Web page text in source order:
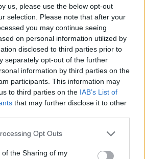
us, please use the below opt-out
selection. Please note that after your
you may continue seeing
on personal information utilized by
disclosed to third parties prior to
separately opt-out of the further
information by third parties on the
participants. This information may
to third parties on the IAB’s List of
that may further disclose it to other
app uses one or more Google
or usage behaviour. You may click to
Opt Outs
the Sharing of my